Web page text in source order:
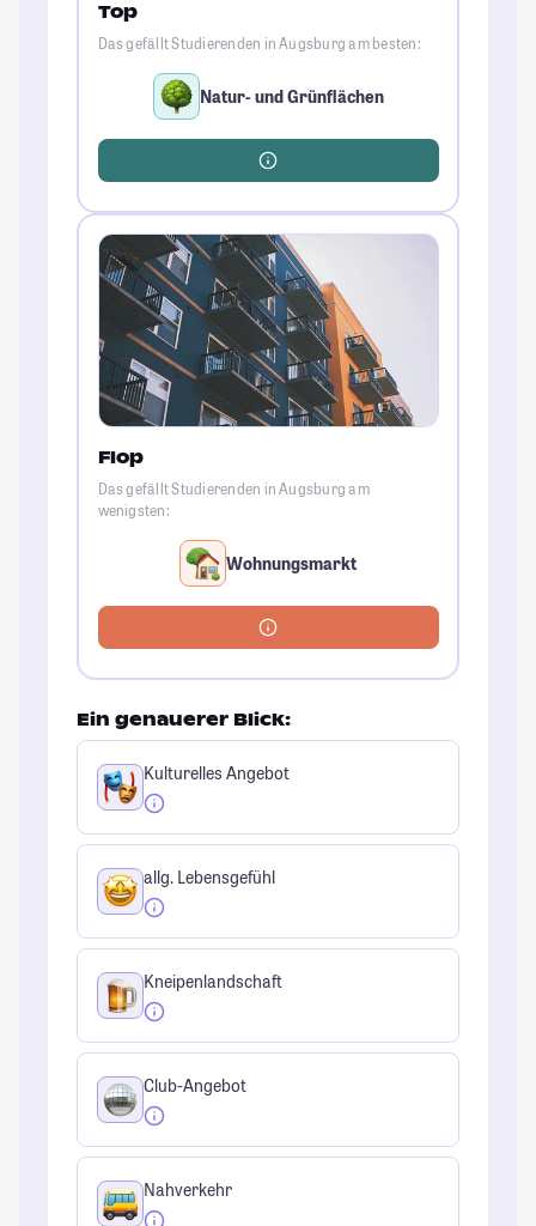
Top
Das gefällt Studierenden in Augsburg am besten:
Natur- und Grünflächen
Flop
Das gefällt Studierenden in Augsburg am
wenigsten:
Wohnungsmarkt
Ein genauerer Blick:
Kulturelles Angebot
allg. Lebensgefühl
Kneipenlandschaft
Club-Angebot
Nahverkehr